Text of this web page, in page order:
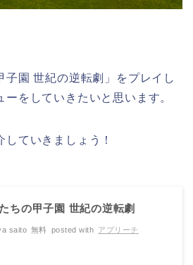
子園 世紀の逆転劇」をプレイし
をしていきたいと思います。
ていきましょう！
ちの甲子園 世紀の逆転劇
saito 無料 posted with アプリーチ